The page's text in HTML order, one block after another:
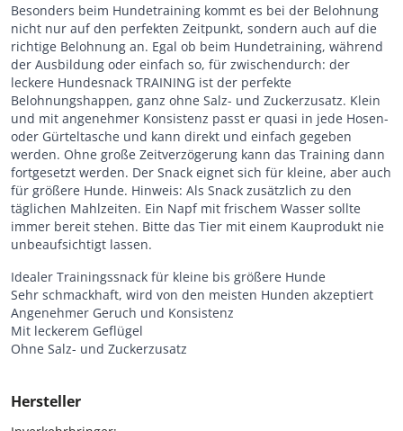
Besonders beim Hundetraining kommt es bei der Belohnung
nicht nur auf den perfekten Zeitpunkt, sondern auch auf die
richtige Belohnung an. Egal ob beim Hundetraining, während
der Ausbildung oder einfach so, für zwischendurch: der
leckere Hundesnack TRAINING ist der perfekte
Belohnungshappen, ganz ohne Salz- und Zuckerzusatz. Klein
und mit angenehmer Konsistenz passt er quasi in jede Hosen-
oder Gürteltasche und kann direkt und einfach gegeben
werden. Ohne große Zeitverzögerung kann das Training dann
fortgesetzt werden. Der Snack eignet sich für kleine, aber auch
für größere Hunde. Hinweis: Als Snack zusätzlich zu den
täglichen Mahlzeiten. Ein Napf mit frischem Wasser sollte
immer bereit stehen. Bitte das Tier mit einem Kauprodukt nie
unbeaufsichtigt lassen.
Idealer Trainingssnack für kleine bis größere Hunde
Sehr schmackhaft, wird von den meisten Hunden akzeptiert
Angenehmer Geruch und Konsistenz
Mit leckerem Geflügel
Ohne Salz- und Zuckerzusatz
Hersteller